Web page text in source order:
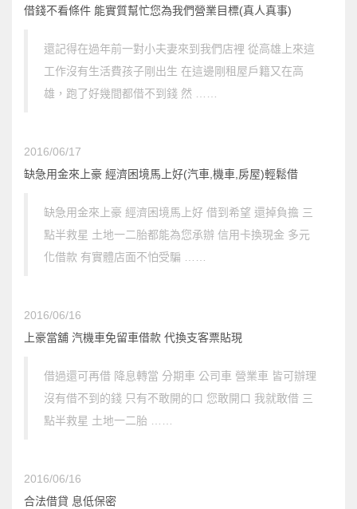
借錢不看條件 能實質幫忙您為我們營業目標(真人真事)
還記得在過年前一對小夫妻來到我們店裡 從高雄上來這
工作沒有生活費孩子剛出生 在這邊剛租屋戶籍又在高
雄，跑了好幾間都借不到錢 然 ……
2016/06/17
缺急用金來上豪 經濟困境馬上好(汽車,機車,房屋)輕鬆借
缺急用金來上豪 經濟困境馬上好 借到希望 還掉負擔 三
點半救星 土地一二胎都能為您承辦 信用卡換現金 多元
化借款 有實體店面不怕受騙 ……
2016/06/16
上豪當舖 汽機車免留車借款 代換支客票貼現
借過還可再借 降息轉當 分期車 公司車 營業車 皆可辦理
沒有借不到的錢 只有不敢開的口 您敢開口 我就敢借 三
點半救星 土地一二胎 ……
2016/06/16
合法借貸 息低保密